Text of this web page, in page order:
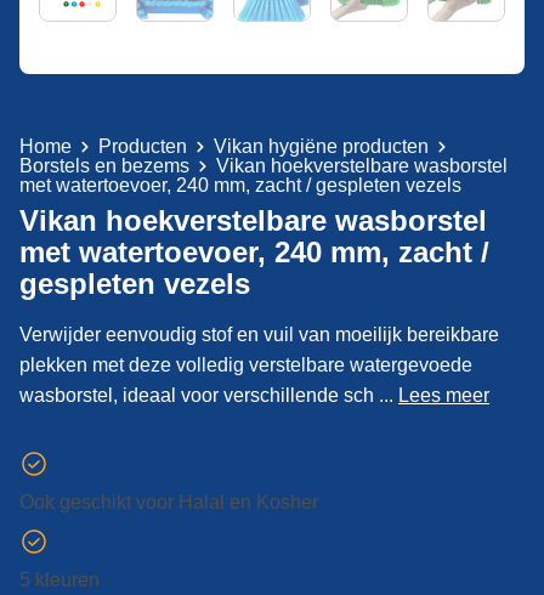
Home Producten
Vikan hygiëne producten
Borstels en bezems
Vikan hoekverstelbare wasborstel
met watertoevoer, 240 mm, zacht / gespleten vezels
Vikan hoekverstelbare wasborstel
met watertoevoer, 240 mm, zacht /
gespleten vezels
Verwijder eenvoudig stof en vuil van moeilijk bereikbare
plekken met deze volledig verstelbare watergevoede
wasborstel, ideaal voor verschillende sch ... Lees meer
Ook geschikt voor Halal en Kosher
5 kleuren